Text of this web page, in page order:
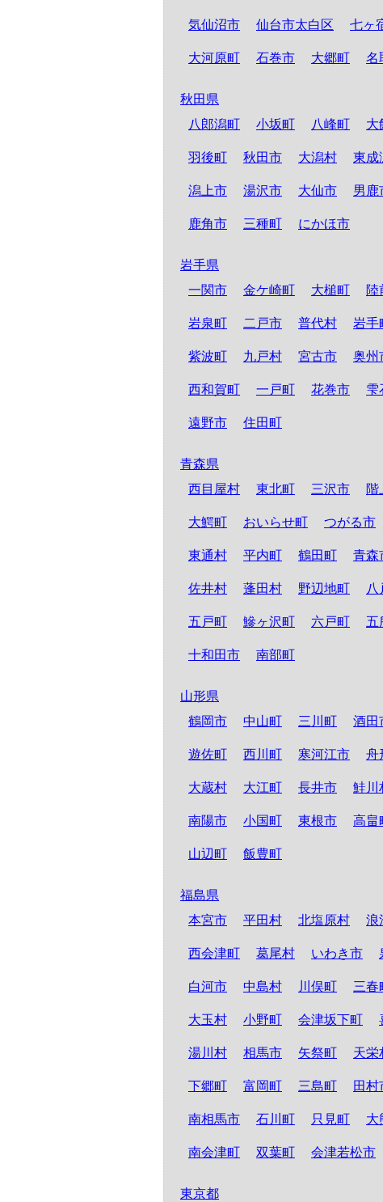
気仙沼市 仙台市太白区 七ヶ
大河原町 石巻市 大郷町 名
秋田県
八郎潟町
小坂町 八峰町 大
羽後町 秋田市 大潟村 東成
潟上市 湯沢市 大仙市 男鹿
鹿角市 三種町 にかほ市
岩手県
一関市
金ケ崎町 大槌町 陸
岩泉町 二戸市 普代村 岩手
紫波町 九戸村 宮古市 奥州
西和賀町 一戸町 花巻市 雫
遠野市 住田町
青森県
西目屋村
東北町 三沢市 階
大鰐町 おいらせ町 つがる市
東通村 平内町 鶴田町 青森
佐井村 蓬田村 野辺地町 八
五戸町 鰺ヶ沢町 六戸町 五
十和田市 南部町
山形県
鶴岡市
中山町 三川町 酒田
遊佐町 西川町 寒河江市 舟
大蔵村 大江町 長井市 鮭川
南陽市 小国町 東根市 高畠
山辺町 飯豊町
福島県
本宮市
平田村 北塩原村 浪
西会津町 葛尾村 いわき市
白河市 中島村 川俣町 三春
大玉村 小野町 会津坂下町
湯川村 相馬市 矢祭町 天栄
下郷町 富岡町 三島町 田村
南相馬市 石川町 只見町 大
南会津町 双葉町 会津若松市
東京都